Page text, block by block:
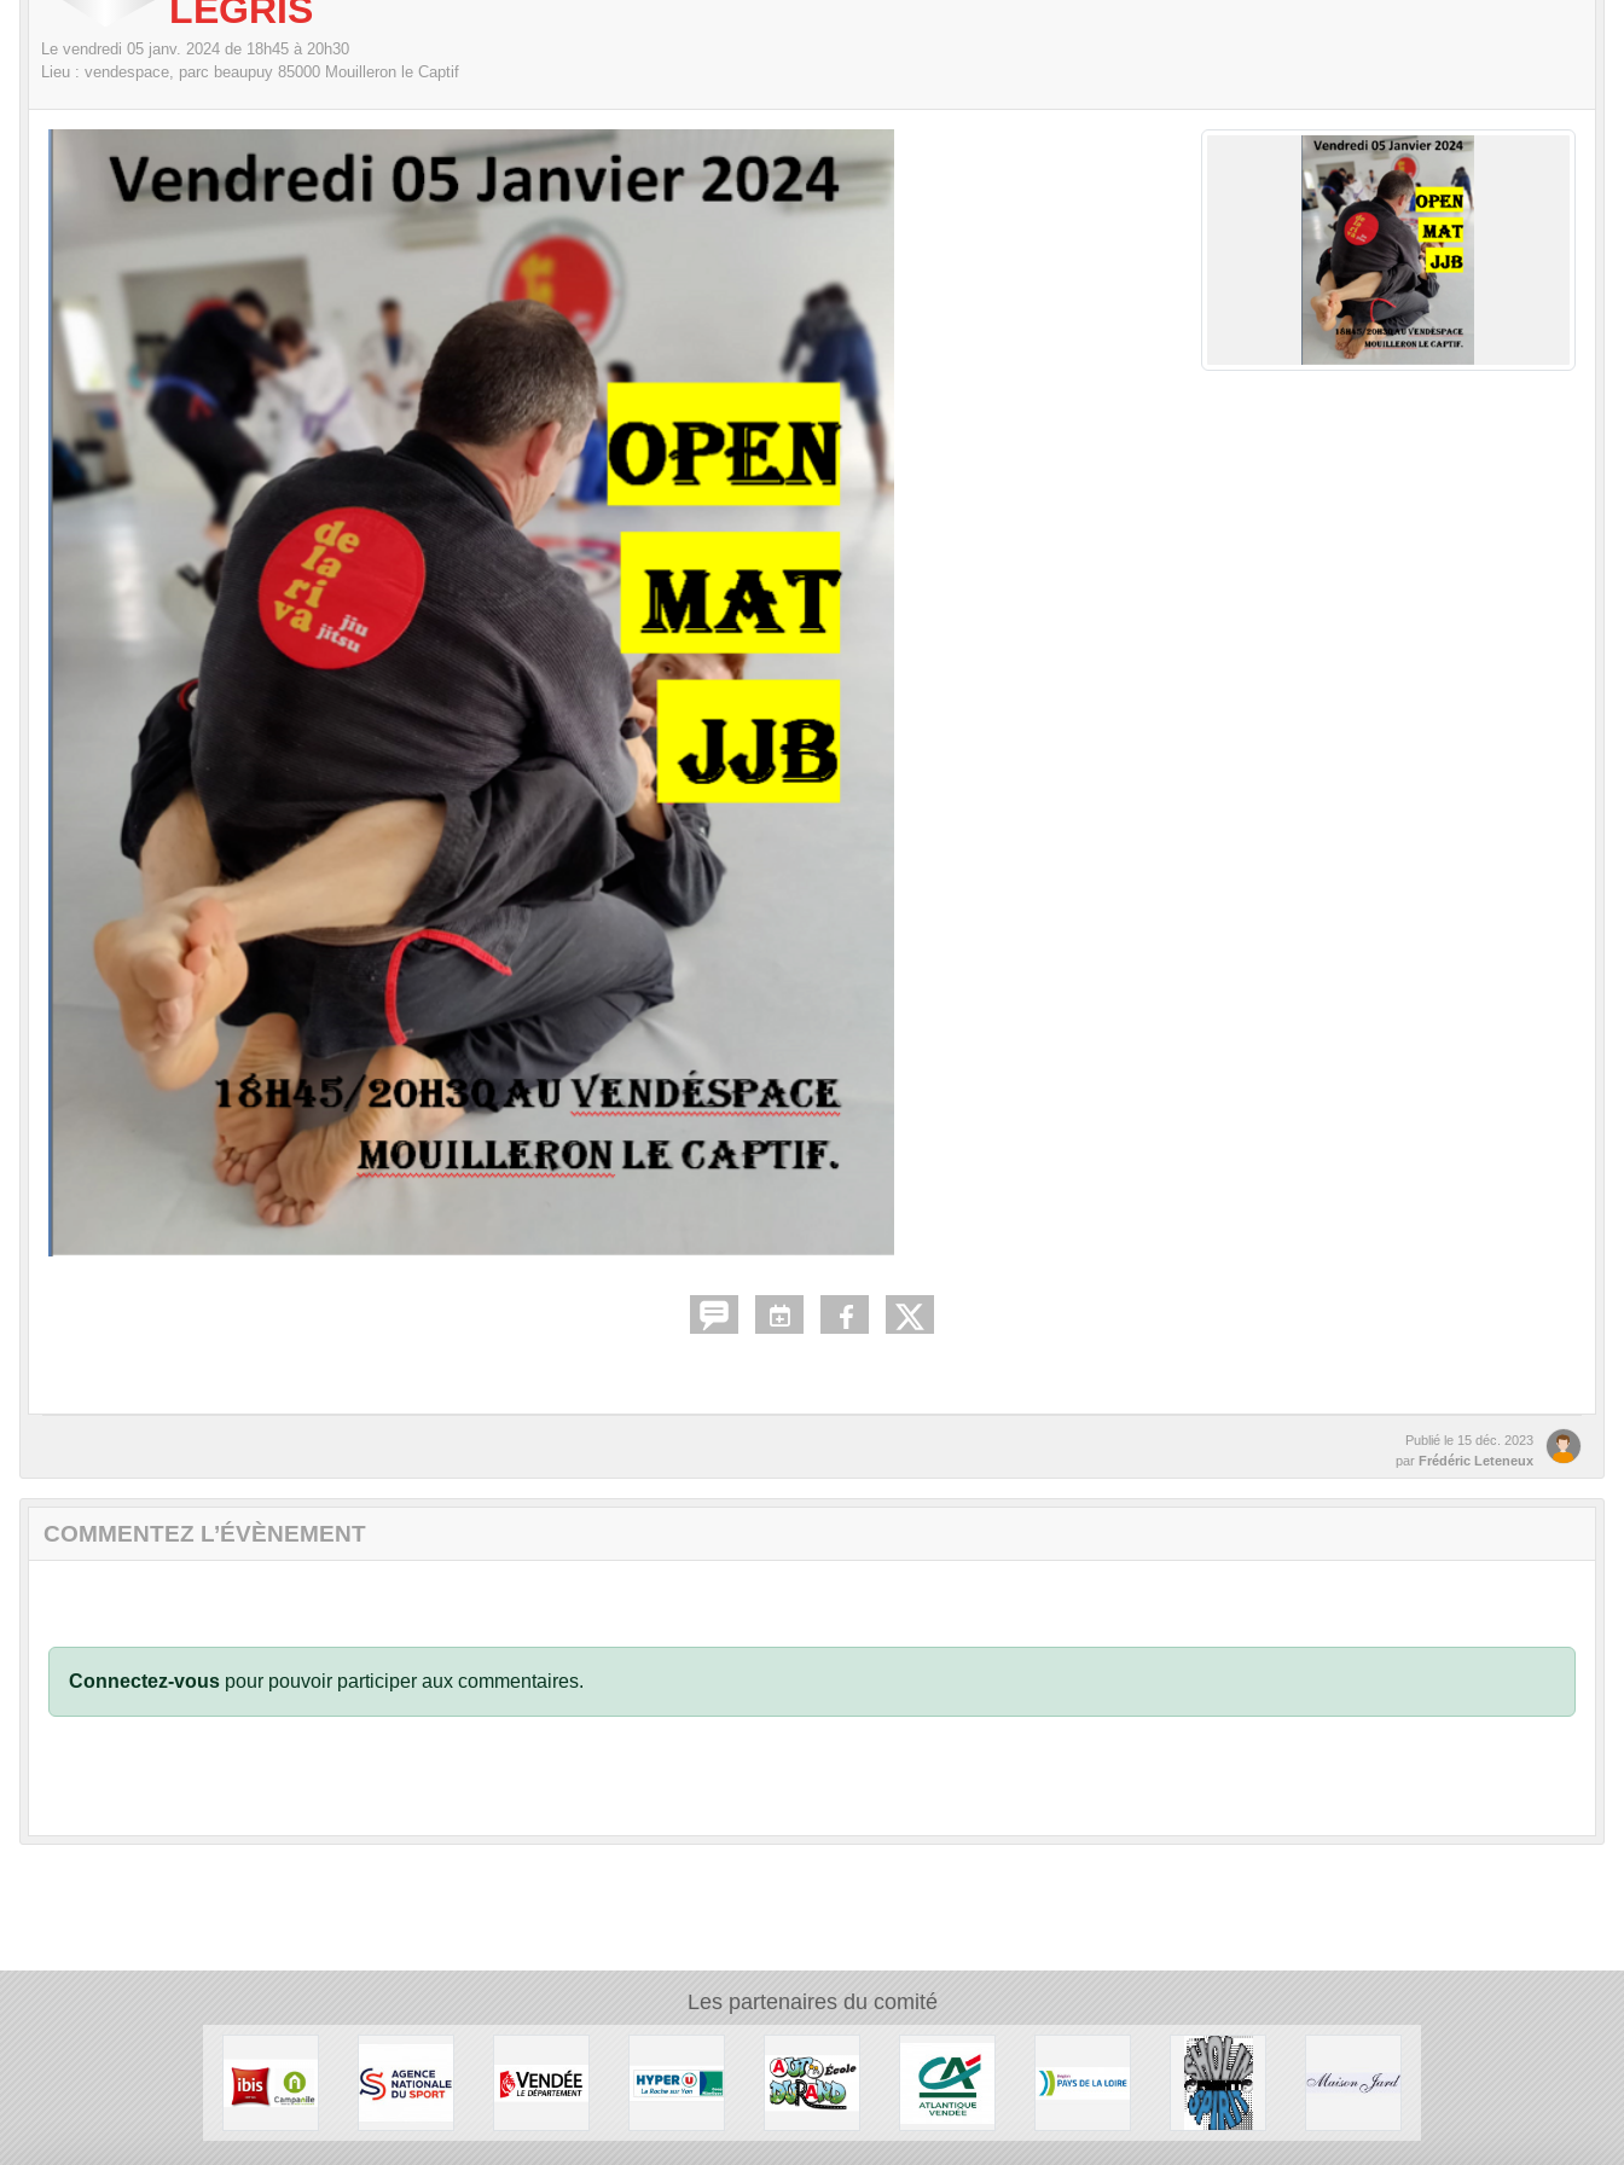
LEGRIS
Le vendredi 05 janv. 2024 de 18h45 à 20h30
Lieu : vendespace, parc beaupuy 85000 Mouilleron le Captif
Publié le 15 déc. 2023
par Frédéric Leteneux
COMMENTEZ L’ÉVÈNEMENT
Connectez-vous pour pouvoir participer aux commentaires.
Les partenaires du comité